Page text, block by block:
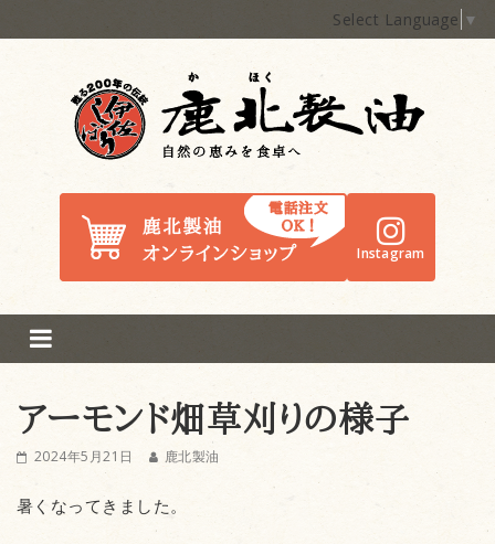
Select Language ▼
Instagram
アーモンド畑草刈りの様子
2024年5月21日 鹿北製油
暑くなってきました。